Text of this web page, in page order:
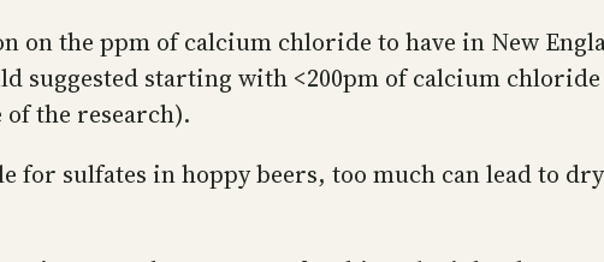
on the ppm of calcium chloride to have in New
suggested starting with <200pm of calcium chloride
the research).
for sulfates in hoppy beers, too much can lead to